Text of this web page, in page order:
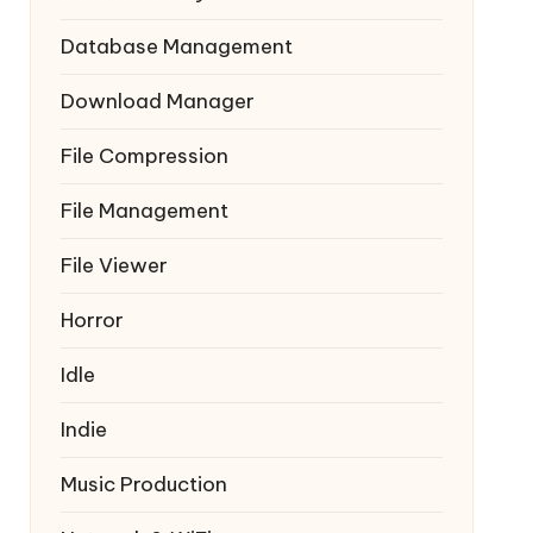
Database Management
Download Manager
File Compression
File Management
File Viewer
Horror
Idle
Indie
Music Production